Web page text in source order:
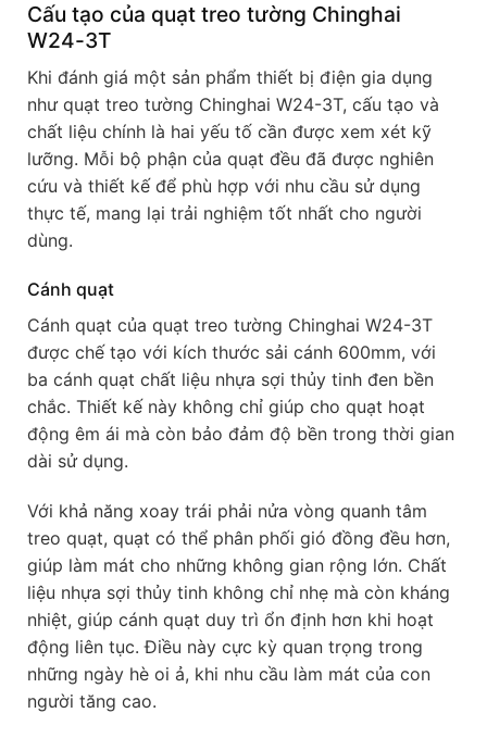
Cấu tạo của quạt treo tường Chinghai
W24-3T
Khi đánh giá một sản phẩm thiết bị điện gia dụng
như quạt treo tường Chinghai W24-3T, cấu tạo và
chất liệu chính là hai yếu tố cần được xem xét kỹ
lưỡng. Mỗi bộ phận của quạt đều đã được nghiên
cứu và thiết kế để phù hợp với nhu cầu sử dụng
thực tế, mang lại trải nghiệm tốt nhất cho người
dùng.
Cánh quạt
Cánh quạt của quạt treo tường Chinghai W24-3T
được chế tạo với kích thước sải cánh 600mm, với
ba cánh quạt chất liệu nhựa sợi thủy tinh đen bền
chắc. Thiết kế này không chỉ giúp cho quạt hoạt
động êm ái mà còn bảo đảm độ bền trong thời gian
dài sử dụng.
Với khả năng xoay trái phải nửa vòng quanh tâm
treo quạt, quạt có thể phân phối gió đồng đều hơn,
giúp làm mát cho những không gian rộng lớn. Chất
liệu nhựa sợi thủy tinh không chỉ nhẹ mà còn kháng
nhiệt, giúp cánh quạt duy trì ổn định hơn khi hoạt
động liên tục. Điều này cực kỳ quan trọng trong
những ngày hè oi ả, khi nhu cầu làm mát của con
người tăng cao.